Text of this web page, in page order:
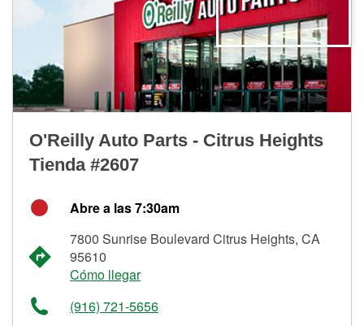
O'Reilly Auto Parts - Citrus Heights
Tienda #2607
Abre a las 7:30am
7800 Sunrise Boulevard Citrus Heights, CA
95610
Cómo llegar
(916) 721-5656